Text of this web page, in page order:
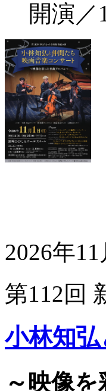
開演／
2026年
第112回
小林知
～映像